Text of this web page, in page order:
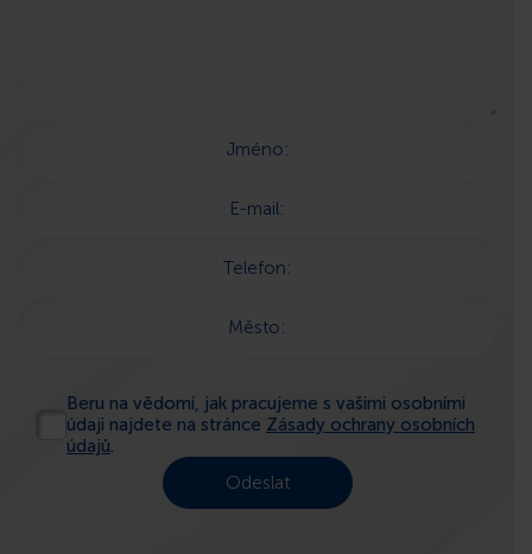
Jméno:
E-mail:
Telefon:
Město:
Beru na vědomí, jak pracujeme s vašimi osobními
údaji najdete na stránce Zásady ochrany osobních
údajů